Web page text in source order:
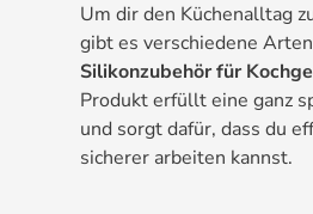
Um dir den Küchenalltag
gibt es verschiedene
Silikonzubehör für
Produkt erfüllt eine ganz
und sorgt dafür, dass du
sicherer arbeiten kannst.